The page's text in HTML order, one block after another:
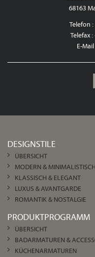
68163
Telefon :
Telefax
E-
DESIGNSTILE
ÜBERSICHT
MODERN & MINIMALISTISCH
KLASSISCH & ELEGANT
LUXUS & AVANTGARDE
ROMANTIK & NOSTALGIE
PRODUKTPROGRAMM
ÜBERSICHT
BADARMATUREN &
KÜCHENARMATUREN